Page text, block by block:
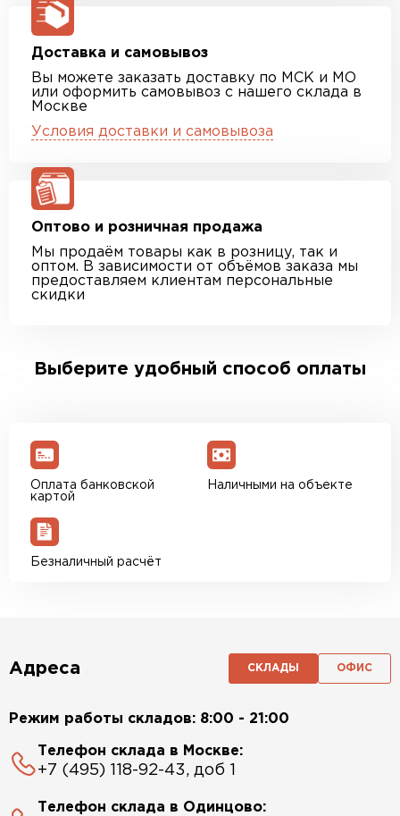
Доставка и самовывоз
Вы можете заказать доставку по МСК и МО
или оформить самовывоз с нашего склада в
Москве
Условия доставки и самовывоза
Оптово и розничная продажа
Мы продаём товары как в розницу, так и
оптом. В зависимости от объёмов заказа мы
предоставляем клиентам персональные
скидки
Выберите удобный способ оплаты
Оплата банковской
картой
Наличными на объекте
Безналичный расчёт
Адреса СКЛАДЫ ОФИС
Режим работы складов: 8:00 - 21:00
Телефон склада в Москве:
+7 (495) 118-92-43, доб 1
Телефон склада в Одинцово: